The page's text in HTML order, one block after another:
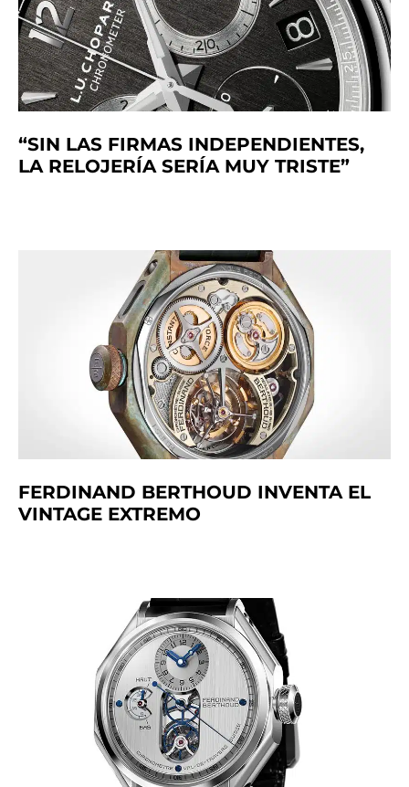
“SIN LAS FIRMAS INDEPENDIENTES,
LA RELOJERÍA SERÍA MUY TRISTE”
FERDINAND BERTHOUD INVENTA EL
VINTAGE EXTREMO